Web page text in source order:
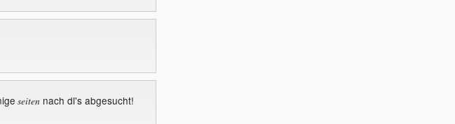
seitennach dl's abgesucht!